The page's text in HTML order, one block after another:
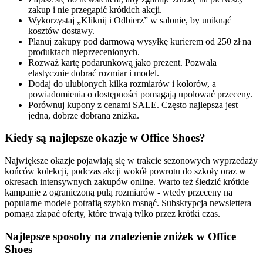
zakup i nie przegapić krótkich akcji.
Wykorzystaj „Kliknij i Odbierz” w salonie, by uniknąć
kosztów dostawy.
Planuj zakupy pod darmową wysyłkę kurierem od 250 zł na
produktach nieprzecenionych.
Rozważ kartę podarunkową jako prezent. Pozwala
elastycznie dobrać rozmiar i model.
Dodaj do ulubionych kilka rozmiarów i kolorów, a
powiadomienia o dostępności pomagają upolować przeceny.
Porównuj kupony z cenami SALE. Często najlepsza jest
jedna, dobrze dobrana zniżka.
Kiedy są najlepsze okazje w Office Shoes?
Największe okazje pojawiają się w trakcie sezonowych wyprzedaży
końców kolekcji, podczas akcji wokół powrotu do szkoły oraz w
okresach intensywnych zakupów online. Warto też śledzić krótkie
kampanie z ograniczoną pulą rozmiarów - wtedy przeceny na
popularne modele potrafią szybko rosnąć. Subskrypcja newslettera
pomaga złapać oferty, które trwają tylko przez krótki czas.
Najlepsze sposoby na znalezienie zniżek w Office
Shoes